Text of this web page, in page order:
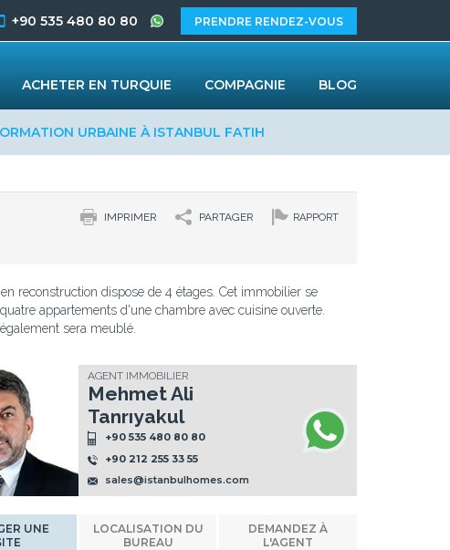
URBAINE À ISTANBUL FATIH
RAPPORT
PARTAGER
IMPRIMER
en reconstruction dispose de 4 étages. Cet immobilier se
appartements d'une chambre avec cuisine ouverte.
également sera meublé.
AGENT IMMOBILIER
Mehmet Ali
Tanrıyakul
+90 535 480 80 80
+90 212 255 33 55
sales@istanbulhomes.com
UNE
LOCALISATION DU
BUREAU
DEMANDEZ À
L'AGENT
+90 535 480 80 80 PRENDRE RENDEZ-VOUS
ACHETER EN TURQUIE COMPAGNIE BLOG